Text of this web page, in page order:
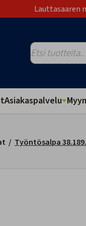
Lauttasaaren
Asiakaspalvelu
/ Työntösalpa